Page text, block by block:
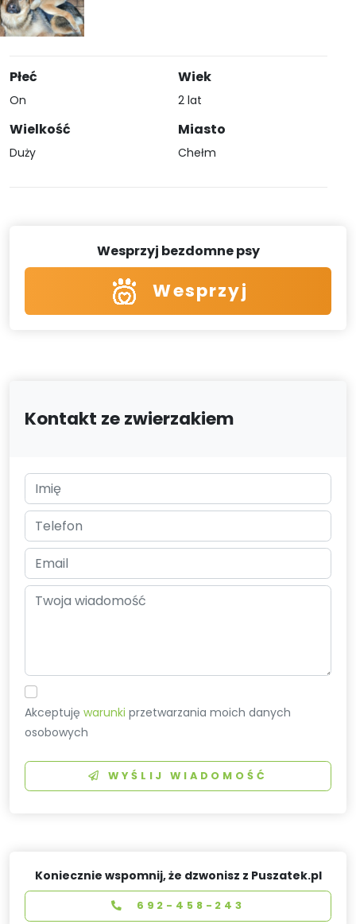
Płeć
On
Wielkość
Duży
Wiek
2 lat
Miasto
Chełm
Wesprzyj bezdomne psy
Wesprzyj
Kontakt ze zwierzakiem
Akceptujęwarunki przetwarzania moich danych
osobowych
WYŚLIJ WIADOMOŚĆ
Koniecznie wspomnij, że dzwonisz z Puszatek.pl
692-458-243